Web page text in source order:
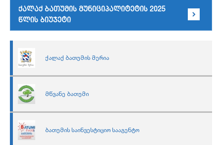
ქალაქ ბათუმის მუნიციპალიტეტის 2025
წლის ბიუჯეტი
ქალაქ ბათუმის მერია
მწვანე ბათუმი
ბათუმის საინვესტიციო სააგენტო